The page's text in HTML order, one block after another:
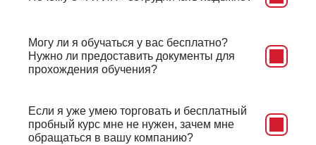
Могу ли я обучаться у вас бесплатно?
Нужно ли предоставить документы для
прохождения обучения?
Если я уже умею торговать и бесплатный
пробный курс мне не нужен, зачем мне
обращаться в вашу компанию?